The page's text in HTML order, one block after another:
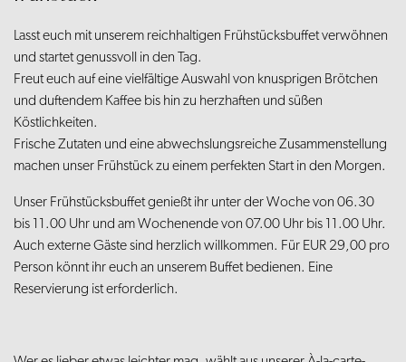
Lasst euch mit unserem reichhaltigen Frühstücksbuffet verwöhnen
und startet genussvoll in den Tag.
Freut euch auf eine vielfältige Auswahl von knusprigen Brötchen
und duftendem Kaffee bis hin zu herzhaften und süßen
Köstlichkeiten.
Frische Zutaten und eine abwechslungsreiche Zusammenstellung
machen unser Frühstück zu einem perfekten Start in den Morgen.
Unser Frühstücksbuffet genießt ihr unter der Woche von 06.30
bis 11.00 Uhr und am Wochenende von 07.00 Uhr bis 11.00 Uhr.
Auch externe Gäste sind herzlich willkommen. Für EUR 29,00 pro
Person könnt ihr euch an unserem Buffet bedienen. Eine
Reservierung ist erforderlich.